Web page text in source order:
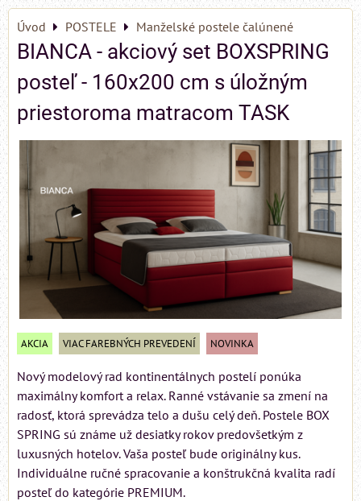
Úvod POSTELE Manželské postele čalúnené
BIANCA - akciový set BOXSPRING
posteľ - 160x200 cm s úložným
priestoroma matracom TASK
AKCIA VIAC FAREBNÝCH PREVEDENÍ NOVINKA
Nový modelový rad kontinentálnych postelí ponúka
maximálny komfort a relax. Ranné vstávanie sa zmení na
radosť, ktorá sprevádza telo a dušu celý deň. Postele BOX
SPRING sú známe už desiatky rokov predovšetkým z
luxusných hotelov. Vaša posteľ bude originálny kus.
Individuálne ručné spracovanie a konštrukčná kvalita radí
posteľ do kategórie PREMIUM.